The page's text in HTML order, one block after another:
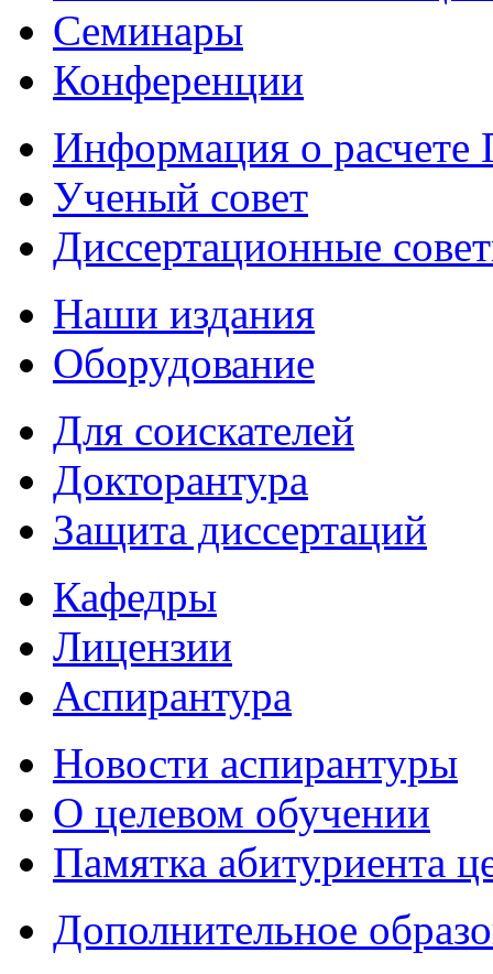
Семинары
Конференции
Информация о
Ученый совет
Диссертационные
Наши издания
Оборудование
Для соискателей
Докторантура
Защита диссертаций
Кафедры
Лицензии
Аспирантура
Новости аспирантуры
О целевом обучении
Памятка абитуриента
Дополнительное